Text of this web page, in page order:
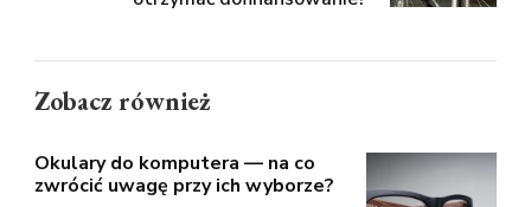
Zobacz również
Okulary do komputera — na co
zwrócić uwagę przy ich wyborze?